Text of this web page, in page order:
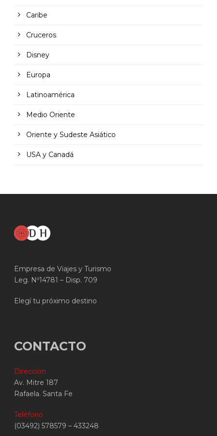
Caribe
Cruceros
Disney
Europa
Latinoamérica
Medio Oriente
Oriente y Sudeste Asiático
USA y Canadá
Empresa de Viajes y Turismo
Leg. Nº14781 – Disp. 709
Elegí tu próximo destino
CONTACTO
Direccion
Av. Mitre 187
Rafaela. Santa Fe
Teléfono
(03492) 578579 – 433248